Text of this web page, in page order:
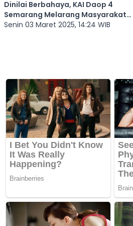
Dinilai Berbahaya, KAI Daop 4
Semarang Melarang Masyarakat
Melakukan Aktivitas "Ngabuburit" di
Senin 03 Maret 2025, 14:24 WIB